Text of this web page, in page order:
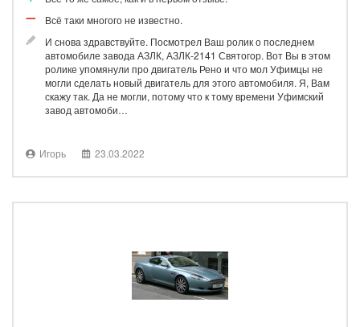
Всё таки многого не известно.
И снова здравствуйте. Посмотрел Ваш ролик о последнем
автомобиле завода АЗЛК, АЗЛК-2141 Святогор. Вот Вы в этом
ролике упомянули про двигатель Рено и что мол Уфимцы не
могли сделать новый двигатель для этого автомобиля. Я, Вам
скажу так. Да не могли, потому что к тому времени Уфимский
завод автомоби…
Игорь 23.03.2022